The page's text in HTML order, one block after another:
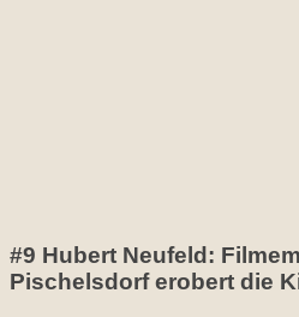
#9 Hubert Neufeld:
Pischelsdorf erobert die